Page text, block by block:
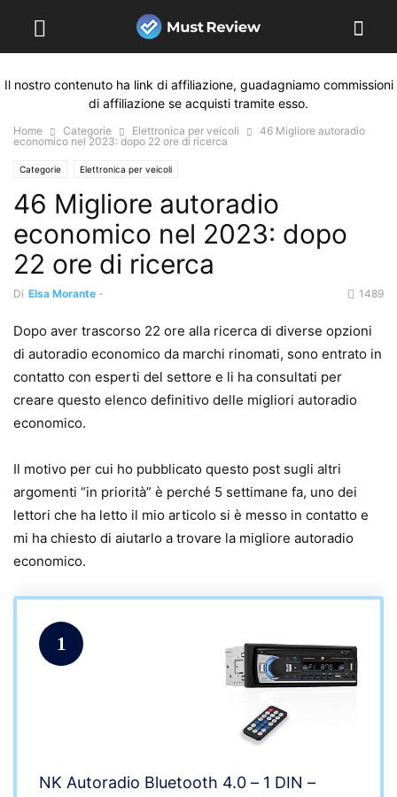
Il nostro contenuto ha link di affiliazione, guadagniamo commissioni
di affiliazione se acquisti tramite esso.
Home Categorie Elettronica per veicoli
46 Migliore autoradio
economico nel 2023: dopo 22 ore di ricerca
Categorie Elettronica per veicoli
46 Migliore autoradio
economico nel 2023: dopo
22 ore di ricerca
Di Elsa Morante - 1489
Dopo aver trascorso 22 ore alla ricerca di diverse opzioni
di autoradio economico da marchi rinomati, sono entrato in
contatto con esperti del settore e li ha consultati per
creare questo elenco definitivo delle migliori autoradio
economico.
Il motivo per cui ho pubblicato questo post sugli altri
argomenti “in priorità” è perché 5 settimane fa, uno dei
lettori che ha letto il mio articolo si è messo in contatto e
mi ha chiesto di aiutarlo a trovare la migliore autoradio
economico.
1
NK Autoradio Bluetooth 4.0 – 1 DIN –